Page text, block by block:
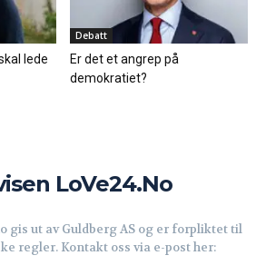
lede
Debatt
Er det et angrep på
demokratiet?
LoVe24.no
gis ut av Guldberg AS og er forpliktet til
regler. Kontakt oss via e-post her: